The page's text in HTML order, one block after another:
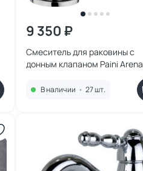
9 350 ₽
Смеситель для раковины с
донным клапаном Paini Arena
В наличии • 27 шт.